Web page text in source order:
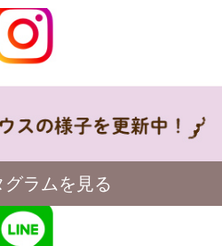
グラムを見る